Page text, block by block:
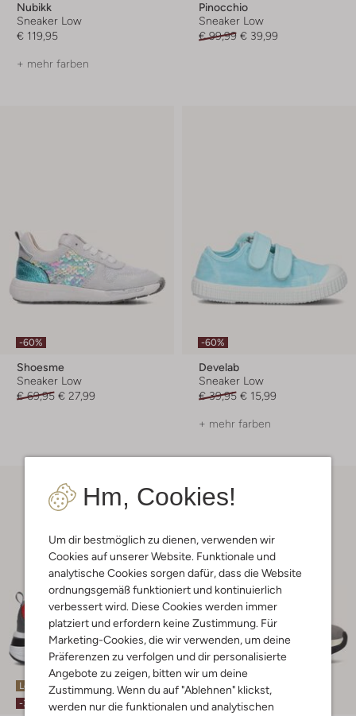
Hm, Cookies!
Um dir bestmöglich zu dienen, verwenden wir
Cookies auf unserer Website. Funktionale und
analytische Cookies sorgen dafür, dass die Website
ordnungsgemäß funktioniert und kontinuierlich
verbessert wird. Diese Cookies werden immer
platziert und erfordern keine Zustimmung. Für
Marketing-Cookies, die wir verwenden, um deine
Präferenzen zu verfolgen und dir personalisierte
Angebote zu zeigen, bitten wir um deine
Zustimmung. Wenn du auf "Ablehnen" klickst,
werden nur die funktionalen und analytischen
Nubikk
Sneaker Low
€ 119,95
+ mehr farben
Pinocchio
Sneaker Low
€ 99,99 € 39,99
-60%
Shoesme
Sneaker Low
€ 69,95 € 27,99
-60%
Develab
Sneaker Low
€ 39,95 € 15,99
+ mehr farben
Letzter Artikel
-30%
Letzter Artikel
-30%